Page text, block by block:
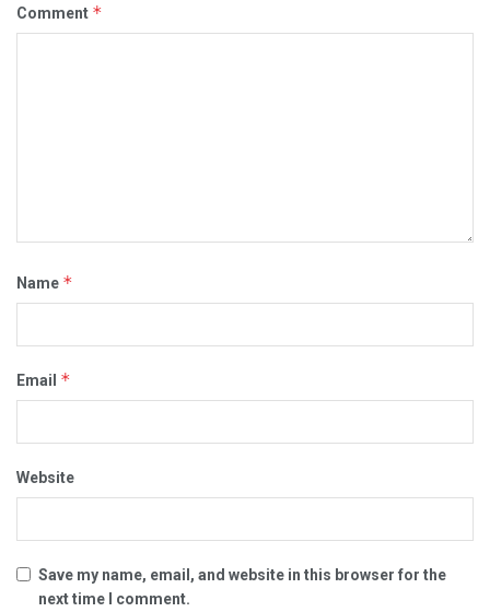
Comment *
Name *
Email *
Website
Save my name, email, and website in this browser for the
next time I comment.